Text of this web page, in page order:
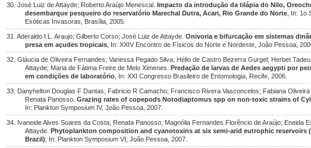
30. José Luiz de Attayde; Roberto Araújo Menescal. Impacto da introdução da tilápia do Nilo,
desembarque pesqueiro do reservatório Marechal Dutra, Acari, Rio Grande do Norte , In:
Exóticas Invasoras, Brasília, 2005.
31. Aderaldo I.L. Araujo; Gilberto Corso; José Luiz de Attayde. Onivoria e bifurcação em sistemas
presa em açudes tropicais , In: XXIV Encontro de Físicos do Norte e Nordeste, João Pessoa,
32. Gláucia de Oliveira Fernandes; Vanessa Pegado Silva; Hélio de Castro Bezerra Gurgel; Herbet
Attayde; Maria de Fátima Freire de Melo Ximenes.Predação de larvas de Aedes aegypti por
em condições de laboratório , In: XXI Congresso Brasileiro de Entomologia, Recife, 2006.
33. Danyhelton Douglas F Dantas; Fabricio R Camacho; Francisco Rivera Vasconcelos; Fabiana
Renata Panosso.Grazing rates of copepods Notodiaptomus spp on non-toxic strains of
In: Plankton Symposium IV, João Pessoa, 2007.
34. Ivaneide Alves Soares da Costa; Renata Panosso; Magnólia Fernandes Florêncio de Araújo; Eneida
Attayde.Phytoplankton composition and cyanotoxins at six semi-arid eutrophic reservoirs
Brazil)
, In: Plankton Symposium VI, João Pessoa, 2007.